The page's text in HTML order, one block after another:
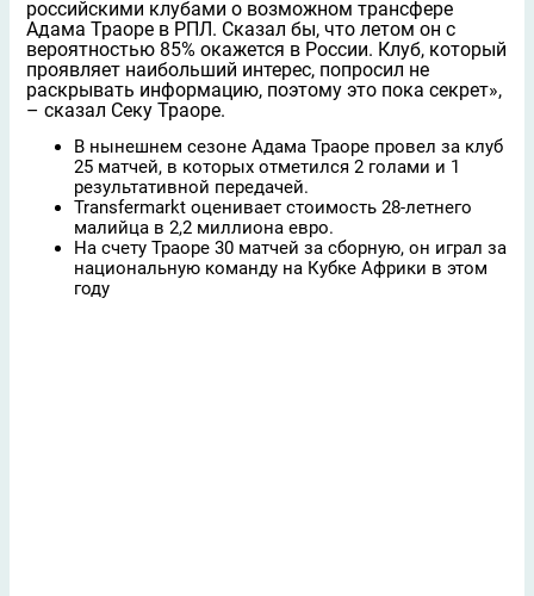
российскими клубами о возможном трансфере
Адама Траоре в РПЛ. Сказал бы, что летом он с
вероятностью 85% окажется в России. Клуб, который
проявляет наибольший интерес, попросил не
раскрывать информацию, поэтому это пока секрет»,
– сказал Секу Траоре.
В нынешнем сезоне Адама Траоре провeл за клуб
25 матчей, в которых отметился 2 голами и 1
результативной передачей.
Transfermarkt оценивает стоимость 28-летнего
малийца в 2,2 миллиона евро.
На счету Траоре 30 матчей за сборную, он играл за
национальную команду на Кубке Африки в этом
году